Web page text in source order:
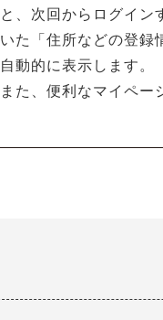
と、次回からログイン
いた「住所などの登録
自動的に表示します。
また、便利なマイペー